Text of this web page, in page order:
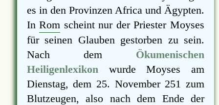
es in den Provinzen Africa und Ägypten.
InRom scheint nur der Priester Moyses
für seinen Glauben gestorben zu sein.
Nach dem Ökumenischen
Heiligenlexikon wurde Moyses am
Dienstag, dem 25. November 251 zum
Blutzeugen, also nach dem Ende der